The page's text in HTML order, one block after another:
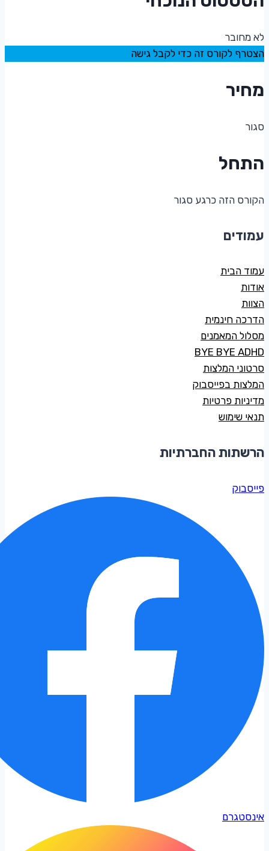
לא מחובר
הצטרף לקורס זה כדי לקבל גישה
מחיר
סגור
התחל
הקורס הזה כרגע סגור
עמודים
עמוד הבית
אודות
הצוות
הדרכה חינמית
מסלול המאמנים
BYE BYE ADHD
סרטוני המלצות
המלצות בפייסבוק
מדיניות פרטיות
תנאי שימוש
הרשתות החברתיות
פייסבוק
אינסטגרם